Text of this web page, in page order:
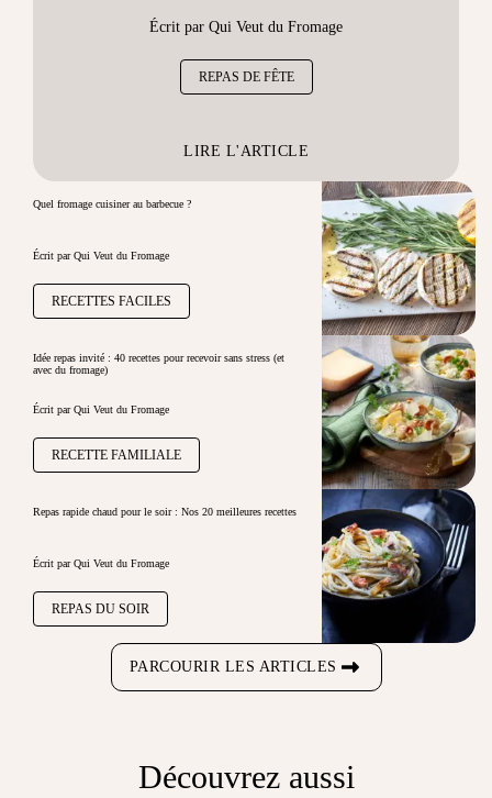
Écrit par Qui Veut du Fromage
REPAS DE FÊTE
LIRE L'ARTICLE
Quel fromage cuisiner au barbecue ?
Écrit par Qui Veut du Fromage
RECETTES FACILES
Idée repas invité : 40 recettes pour recevoir sans stress (et
avec du fromage)
Écrit par Qui Veut du Fromage
RECETTE FAMILIALE
Repas rapide chaud pour le soir : Nos 20 meilleures recettes
Écrit par Qui Veut du Fromage
REPAS DU SOIR
PARCOURIR LES ARTICLES
Découvrez aussi